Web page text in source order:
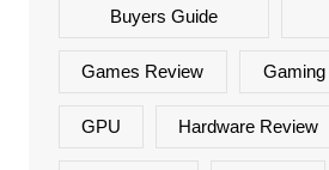
Buyers Guide
Games Review Gaming
GPU Hardware Review